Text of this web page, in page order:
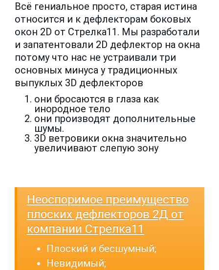
Всё гениальное просто, старая истина
относится и к дефлекторам боковых
окон 2D от Стрелка11. Мы разработали
и запатентовали 2D дефлектор на окна
потому что нас не устраивали три
основных минуса у традиционных
выпуклых 3D дефлекторов
они бросаются в глаза как
инородное тело
они производят дополнительные
шумы.
3D ветровики окна значительно
увеличивают слепую зону
Неоспоримое преимущество
плоских дефлекторов 2Д от
компании Стрелка11
Плоский и бесшумный;
Невидимый;